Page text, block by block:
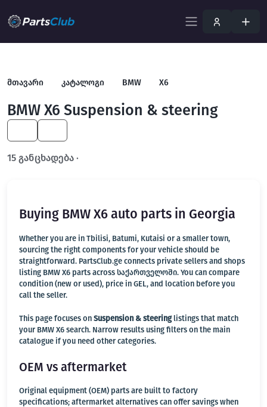
მთავარი კატალოგი BMW X6
BMW X6 Suspension & steering
15 განცხადება ·
Buying BMW X6 auto parts in Georgia
Whether you are in Tbilisi, Batumi, Kutaisi or a smaller town,
sourcing the right components for your vehicle should be
straightforward. PartsClub.ge connects private sellers and shops
listing BMW X6 parts across საქართველოში. You can compare
condition (new or used), price in GEL, and location before you
call the seller.
This page focuses on Suspension & steeringlistings that match
your BMW X6 search. Narrow results using filters on the main
catalogue if you need other categories.
OEM vs aftermarket
Original equipment (OEM) parts are built to factory
specifications; aftermarket alternatives can offer savings when